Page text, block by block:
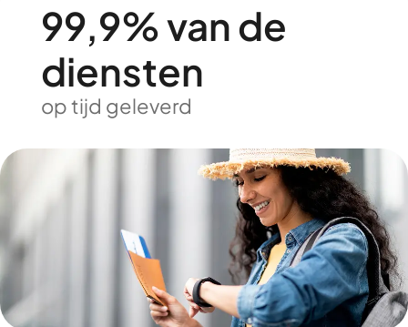
99,9% van de
diensten
op tijd geleverd